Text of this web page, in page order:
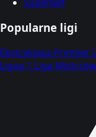
Superbet
Popularne ligi
Ekstraklasa Premier
Ligue 1 Liga